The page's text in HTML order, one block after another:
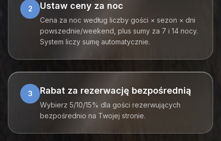
2 Ustaw ceny za noc
Cena za noc według liczby gości × sezon × dni
powszednie/weekend, plus sumy za 7 i 14 nocy.
System liczy sumę automatycznie.
3 Rabat za rezerwację bezpośrednią
Wybierz 5/10/15% dla gości rezerwujących
bezpośrednio na Twojej stronie.